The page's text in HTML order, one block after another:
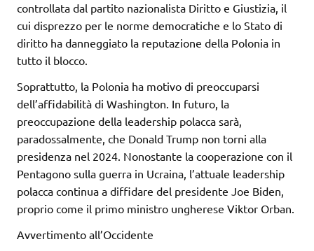
controllata dal partito nazionalista Diritto e Giustizia, il
cui disprezzo per le norme democratiche e lo Stato di
diritto ha danneggiato la reputazione della Polonia in
tutto il blocco.
Soprattutto, la Polonia ha motivo di preoccuparsi
dell’affidabilità di Washington. In futuro, la
preoccupazione della leadership polacca sarà,
paradossalmente, che Donald Trump non torni alla
presidenza nel 2024. Nonostante la cooperazione con il
Pentagono sulla guerra in Ucraina, l’attuale leadership
polacca continua a diffidare del presidente Joe Biden,
proprio come il primo ministro ungherese Viktor Orban.
Avvertimento all’Occidente